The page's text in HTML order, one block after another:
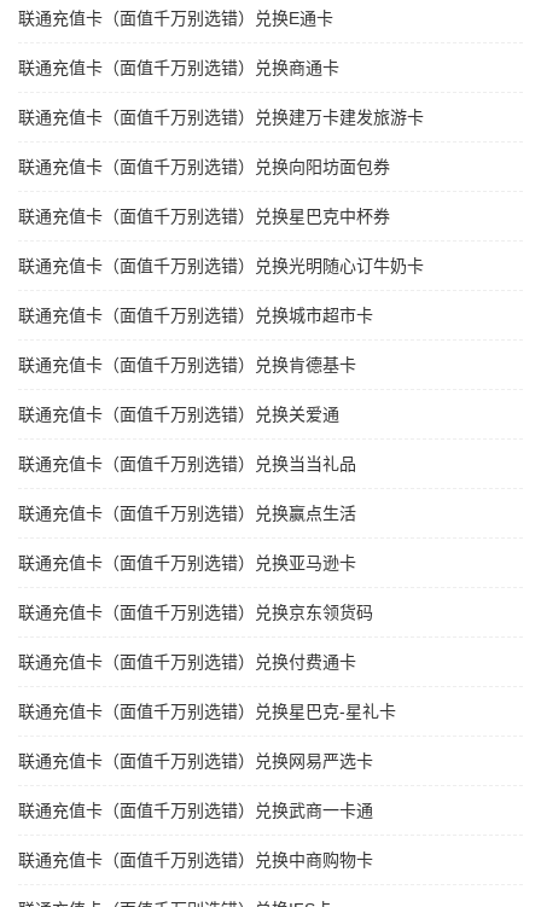
联通充值卡（面值千万别选错）兑换E通卡
联通充值卡（面值千万别选错）兑换商通卡
联通充值卡（面值千万别选错）兑换建万卡建发旅游卡
联通充值卡（面值千万别选错）兑换向阳坊面包券
联通充值卡（面值千万别选错）兑换星巴克中杯券
联通充值卡（面值千万别选错）兑换光明随心订牛奶卡
联通充值卡（面值千万别选错）兑换城市超市卡
联通充值卡（面值千万别选错）兑换肯德基卡
联通充值卡（面值千万别选错）兑换关爱通
联通充值卡（面值千万别选错）兑换当当礼品
联通充值卡（面值千万别选错）兑换赢点生活
联通充值卡（面值千万别选错）兑换亚马逊卡
联通充值卡（面值千万别选错）兑换京东领货码
联通充值卡（面值千万别选错）兑换付费通卡
联通充值卡（面值千万别选错）兑换星巴克-星礼卡
联通充值卡（面值千万别选错）兑换网易严选卡
联通充值卡（面值千万别选错）兑换武商一卡通
联通充值卡（面值千万别选错）兑换中商购物卡